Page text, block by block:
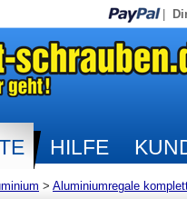
HILFE
> Aluminiumregale